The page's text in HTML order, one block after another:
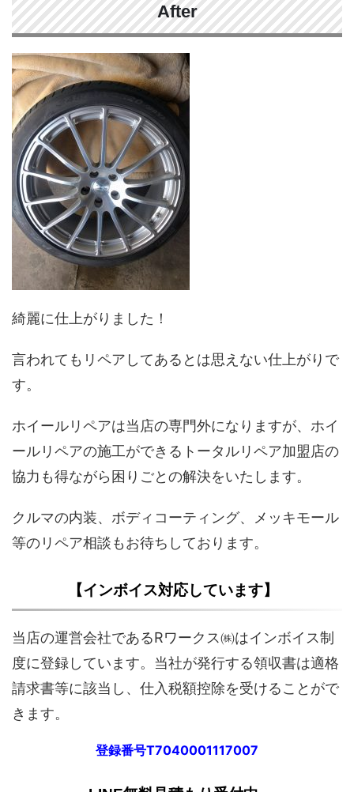
After
綺麗に仕上がりました！
言われてもリペアしてあるとは思えない仕上がりで
す。
ホイールリペアは当店の専門外になりますが、ホイ
ールリペアの施工ができるトータルリペア加盟店の
協力も得ながら困りごとの解決をいたします。
クルマの内装、ボディコーティング、メッキモール
等のリペア相談もお待ちしております。
【インボイス対応しています】
当店の運営会社であるRワークス㈱はインボイス制
度に登録しています。当社が発行する領収書は適格
請求書等に該当し、仕入税額控除を受けることがで
きます。
登録番号T7040001117007